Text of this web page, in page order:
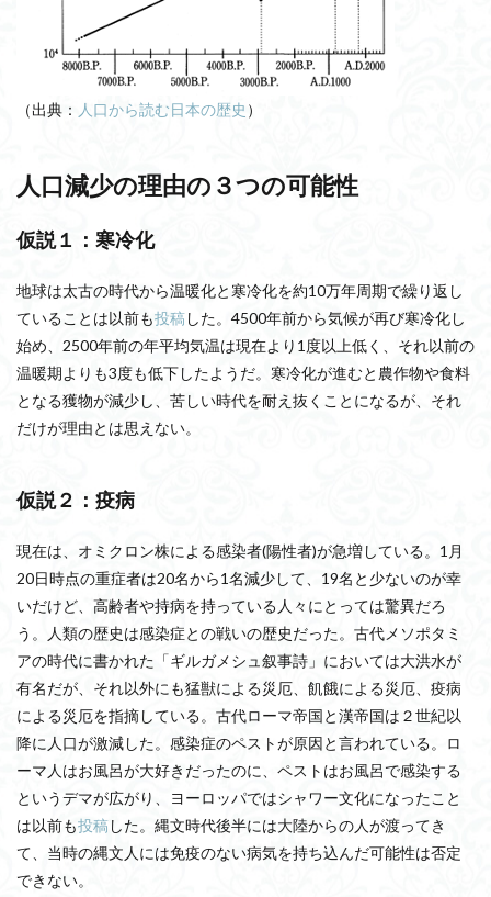
（出典： 人口から読む日本の歴史 ）
人口減少の理由の３つの可能性
仮説１：寒冷化
地球は太古の時代から温暖化と寒冷化を約10万年周期で繰り返し
ていることは以前も投稿した。4500年前から気候が再び寒冷化し
始め、2500年前の年平均気温は現在より1度以上低く、それ以前の
温暖期よりも3度も低下したようだ。寒冷化が進むと農作物や食料
となる獲物が減少し、苦しい時代を耐え抜くことになるが、それ
だけが理由とは思えない。
仮説２：疫病
現在は、オミクロン株による感染者(陽性者)が急増している。1月
20日時点の重症者は20名から1名減少して、19名と少ないのが幸
いだけど、高齢者や持病を持っている人々にとっては驚異だろ
う。人類の歴史は感染症との戦いの歴史だった。古代メソポタミ
アの時代に書かれた「ギルガメシュ叙事詩」においては大洪水が
有名だが、それ以外にも猛獣による災厄、飢餓による災厄、疫病
による災厄を指摘している。古代ローマ帝国と漢帝国は２世紀以
降に人口が激減した。感染症のペストが原因と言われている。ロ
ーマ人はお風呂が大好きだったのに、ペストはお風呂で感染する
というデマが広がり、ヨーロッパではシャワー文化になったこと
は以前も投稿した。縄文時代後半には大陸からの人が渡ってき
て、当時の縄文人には免疫のない病気を持ち込んだ可能性は否定
できない。